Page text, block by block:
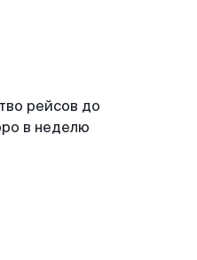
рейсов до
в неделю